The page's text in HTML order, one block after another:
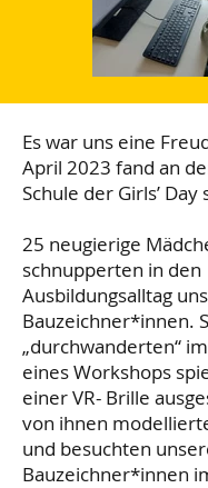
Es war uns eine
April 2023 fand an
Schule der Girls’ Day
25 neugierige
schnupperten in den
Ausbildungsalltag
Bauzeichner*innen.
„durchwanderten“
eines Workshops
einer VR- Brille
von ihnen
und besuchten
Bauzeichner*innen